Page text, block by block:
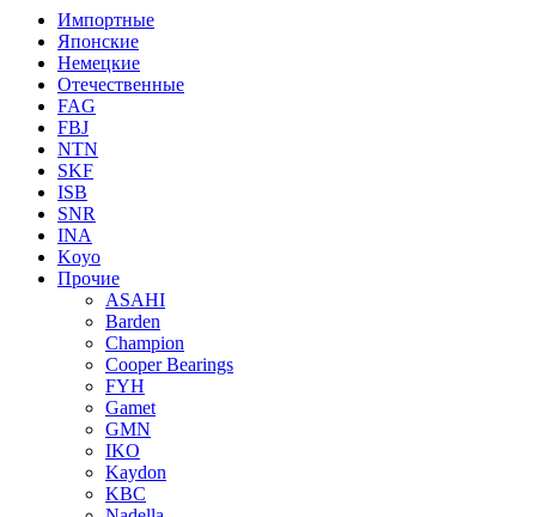
Импортные
Японские
Немецкие
Отечественные
FAG
FBJ
NTN
SKF
ISB
SNR
INA
Koyo
Прочие
ASAHI
Barden
Champion
Cooper Bearings
FYH
Gamet
GMN
IKO
Kaydon
KBC